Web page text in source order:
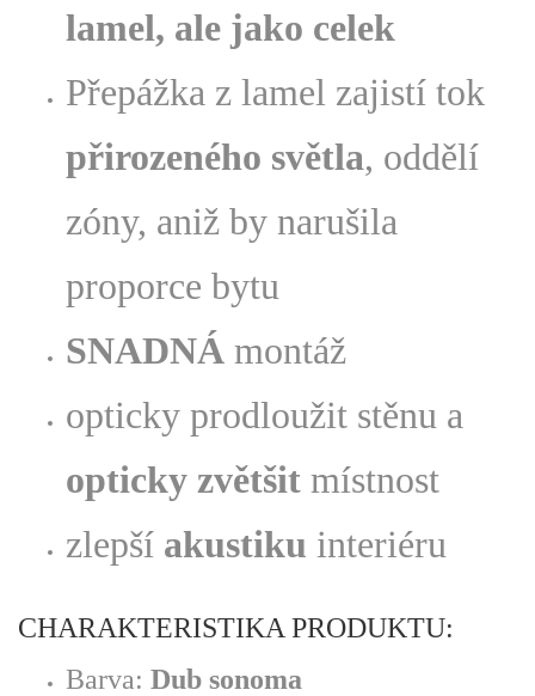
lamel, ale jako celek
Přepážka z lamel zajistí tok
přirozeného světla, oddělí
zóny, aniž by narušila
proporce bytu
SNADNÁ montáž
opticky prodloužit stěnu a
opticky zvětšit místnost
zlepší akustiku interiéru
CHARAKTERISTIKA PRODUKTU:
Barva: Dub sonoma